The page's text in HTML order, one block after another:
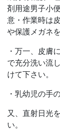
剤用途男子小
意・作業時は
や保護メガネ
・万一、皮膚
で充分洗い流
けて下さい。
・乳幼児の手
又、直射日光
い。